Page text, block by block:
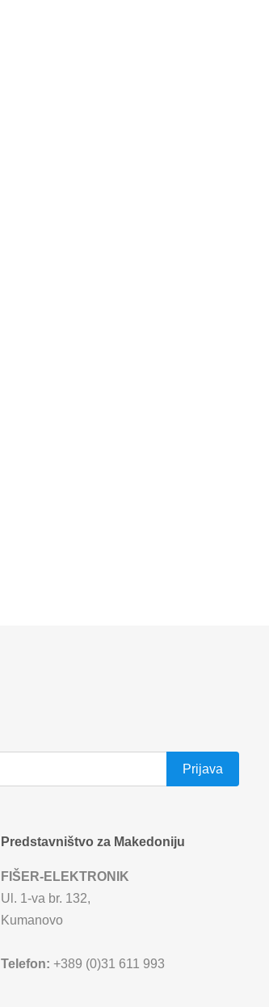
Predstavništvo za Makedoniju
FIŠER-ELEKTRONIK
Ul. 1-va br. 132,
Kumanovo
Telefon: +389 (0)31 611 993